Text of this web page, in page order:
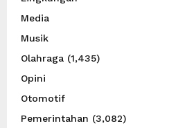
Media
Musik
Olahraga (1,435)
Opini
Otomotif
Pemerintahan (3,082)